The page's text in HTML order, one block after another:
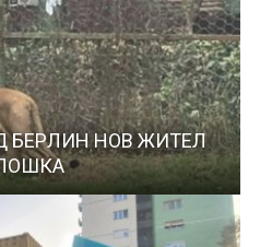
БЕРЛИН НОВ ЖИТЕЛ